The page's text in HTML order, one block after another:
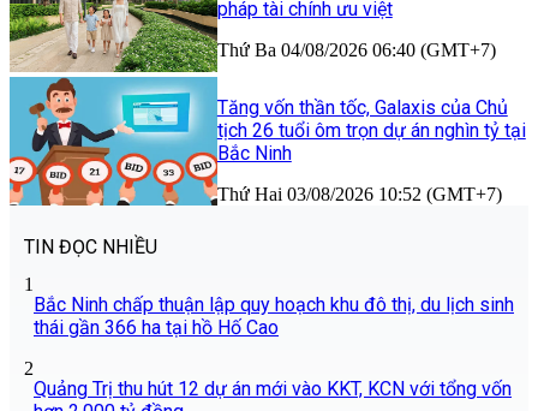
pháp tài chính ưu việt
Thứ Ba 04/08/2026 06:40 (GMT+7)
Tăng vốn thần tốc, Galaxis của Chủ
tịch 26 tuổi ôm trọn dự án nghìn tỷ tại
Bắc Ninh
Thứ Hai 03/08/2026 10:52 (GMT+7)
TIN ĐỌC NHIỀU
1
Bắc Ninh chấp thuận lập quy hoạch khu đô thị, du lịch sinh
thái gần 366 ha tại hồ Hố Cao
2
Quảng Trị thu hút 12 dự án mới vào KKT, KCN với tổng vốn